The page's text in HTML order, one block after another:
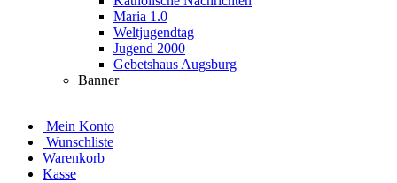
Maria 1.0
Weltjugendtag
Jugend 2000
Gebetshaus Augsburg
Banner
Mein Konto
Wunschliste
Warenkorb
Kasse